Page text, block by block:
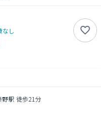
なし
駅 徒歩21分